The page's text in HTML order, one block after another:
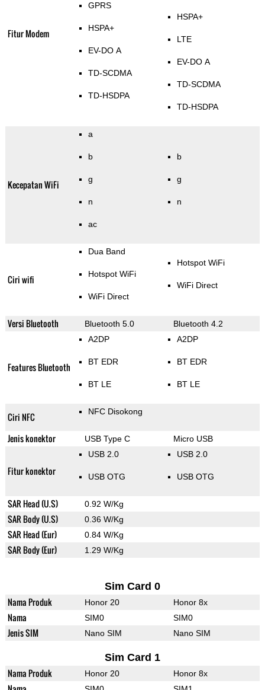
Fitur Modem
GPRS
HSPA+
EV-DO A
TD-SCDMA
TD-HSDPA
HSPA+
LTE
EV-DO A
TD-SCDMA
TD-HSDPA
Kecepatan WiFi
a
b
g
n
ac
b
g
n
Ciri wifi
Dua Band
Hotspot WiFi
WiFi Direct
Hotspot WiFi
WiFi Direct
Versi Bluetooth Bluetooth 5.0 Bluetooth 4.2
Features Bluetooth
A2DP
BT EDR
BT LE
A2DP
BT EDR
BT LE
Ciri NFC NFC Disokong
Jenis konektor USB Type C Micro USB
Fitur konektor
USB 2.0
USB OTG
USB 2.0
USB OTG
SAR Head (U.S) 0.92 W/Kg
SAR Body (U.S) 0.36 W/Kg
SAR Head (Eur) 0.84 W/Kg
SAR Body (Eur) 1.29 W/Kg
Sim Card 0
Nama Produk Honor 20 Honor 8x
Nama SIM0 SIM0
Jenis SIM Nano SIM Nano SIM
Sim Card 1
Nama Produk Honor 20 Honor 8x